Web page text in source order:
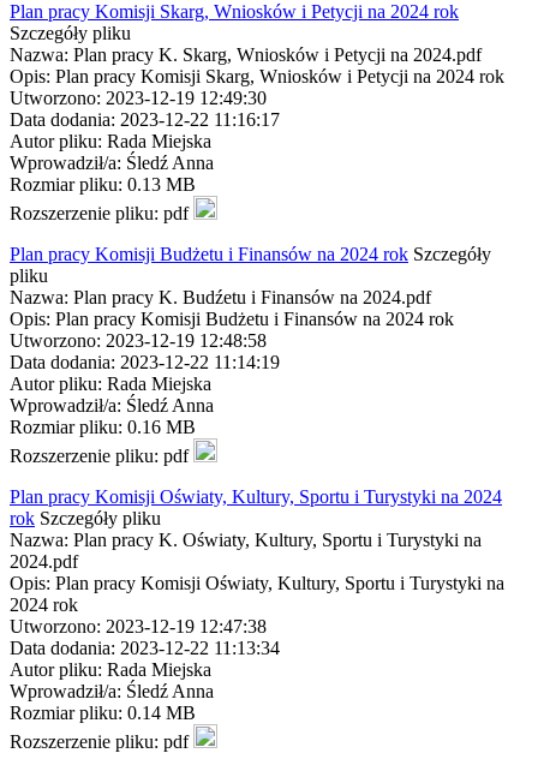
Plan pracy Komisji Skarg, Wniosków i Petycji na 2024 rok
Szczegóły pliku
Nazwa: Plan pracy K. Skarg, Wniosków i Petycji na 2024.pdf
Opis: Plan pracy Komisji Skarg, Wniosków i Petycji na 2024 rok
Utworzono: 2023-12-19 12:49:30
Data dodania: 2023-12-22 11:16:17
Autor pliku: Rada Miejska
Wprowadził/a: Śledź Anna
Rozmiar pliku: 0.13 MB
Rozszerzenie pliku: pdf
Plan pracy Komisji Budżetu i Finansów na 2024 rok Szczegóły
pliku
Nazwa: Plan pracy K. Budźetu i Finansów na 2024.pdf
Opis: Plan pracy Komisji Budżetu i Finansów na 2024 rok
Utworzono: 2023-12-19 12:48:58
Data dodania: 2023-12-22 11:14:19
Autor pliku: Rada Miejska
Wprowadził/a: Śledź Anna
Rozmiar pliku: 0.16 MB
Rozszerzenie pliku: pdf
Plan pracy Komisji Oświaty, Kultury, Sportu i Turystyki na 2024
rok Szczegóły pliku
Nazwa: Plan pracy K. Oświaty, Kultury, Sportu i Turystyki na
2024.pdf
Opis: Plan pracy Komisji Oświaty, Kultury, Sportu i Turystyki na
2024 rok
Utworzono: 2023-12-19 12:47:38
Data dodania: 2023-12-22 11:13:34
Autor pliku: Rada Miejska
Wprowadził/a: Śledź Anna
Rozmiar pliku: 0.14 MB
Rozszerzenie pliku: pdf